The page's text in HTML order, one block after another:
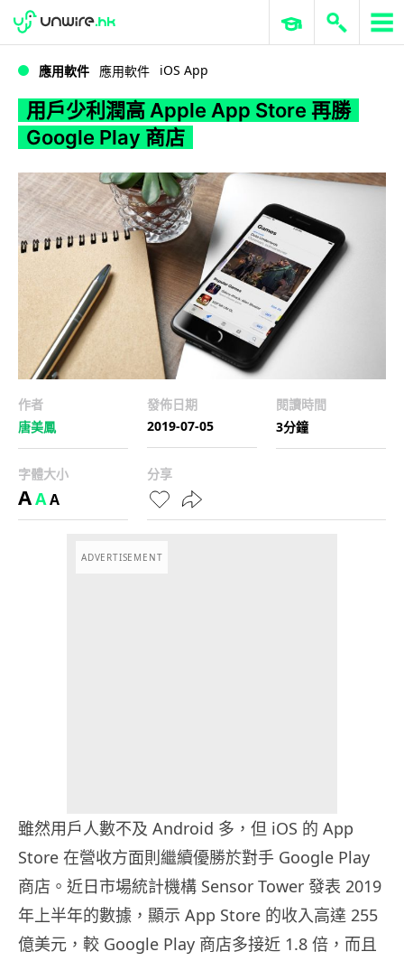
WWDC 2026 ERP 與商業 AI
應用軟件 應用軟件 iOS App
用戶少利潤高 Apple App Store 再勝
Google Play 商店
作者
唐美鳳
發佈日期
2019-07-05
閱讀時間
3分鐘
字體大小
AAA
分享
ADVERTISEMENT
雖然用戶人數不及 Android 多，但 iOS 的 App
Store 在營收方面則繼續優勝於對手 Google Play
商店。近日市場統計機構 Sensor Tower 發表 2019
年上半年的數據，顯示 App Store 的收入高達 255
億美元，較 Google Play 商店多接近 1.8 倍，而且